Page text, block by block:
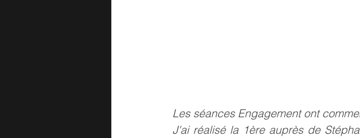
Les séances Engagement ont
J'ai réalisé la 1ère auprès de